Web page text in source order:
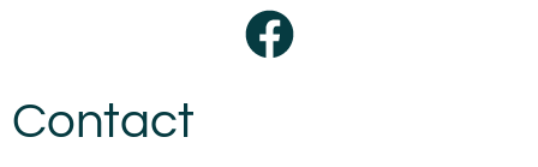
Contact